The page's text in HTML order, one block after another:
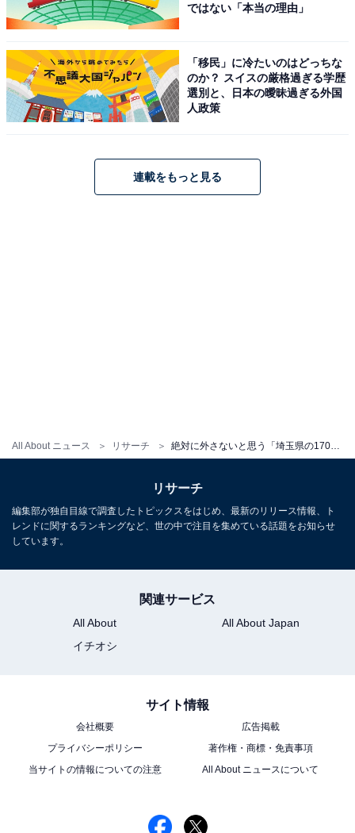
All About ニュース リサーチ
ではない「本当の理由」
「移民」に冷たいのはどっちな
のか？ スイスの厳格過ぎる学歴
選別と、日本の曖昧過ぎる外国
人政策
連載をもっと見る
リサーチ
編集部が独自目線で調査したトピックスをはじめ、最新のリリース情報、ト
レンドに関するランキングなど、世の中で注目を集めている話題をお知らせ
しています。
関連サービス
All About
All About Japan
イチオシ
サイト情報
会社概要
広告掲載
プライバシーポリシー
著作権・商標・免責事項
当サイトの情報についての注意
All About ニュースについて